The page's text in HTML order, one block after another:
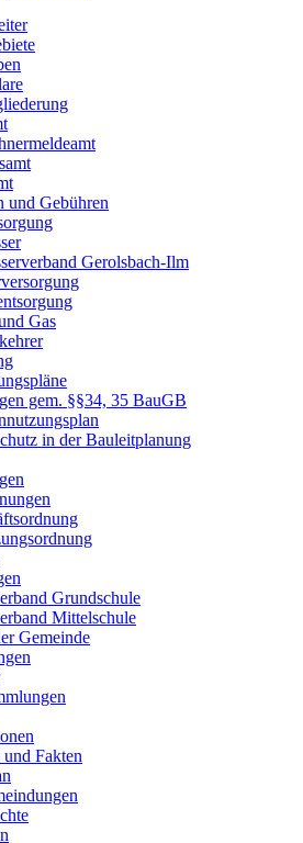
und Gebühren
Gerolsbach-Ilm
Gas
gem. §§34, 35 BauGB
in der Bauleitplanung
Grundschule
Mittelschule
Gemeinde
und Fakten